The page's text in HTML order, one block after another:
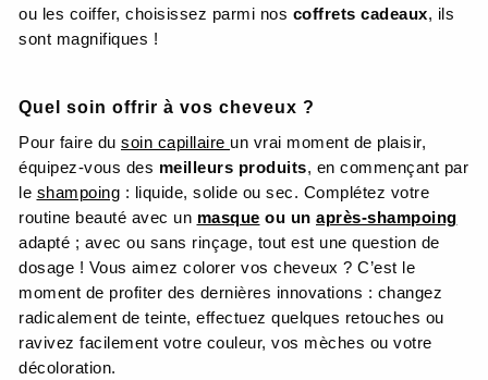
ou les coiffer, choisissez parmi nos coffrets cadeaux, ils
sont magnifiques !
Quel soin offrir à vos cheveux ?
Pour faire du soin capillaire un vrai moment de plaisir,
équipez-vous des meilleurs produits, en commençant par
le shampoing : liquide, solide ou sec. Complétez votre
routine beauté avec un masque ou un après-shampoing
adapté ; avec ou sans rinçage, tout est une question de
dosage ! Vous aimez colorer vos cheveux ? C’est le
moment de profiter des dernières innovations : changez
radicalement de teinte, effectuez quelques retouches ou
ravivez facilement votre couleur, vos mèches ou votre
décoloration.